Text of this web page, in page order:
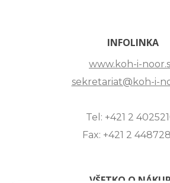
INFOLINKA
www.koh-i-
sekretariat@koh-i-
Tel: +421 2
Fax: +421 2
VŠETKO O